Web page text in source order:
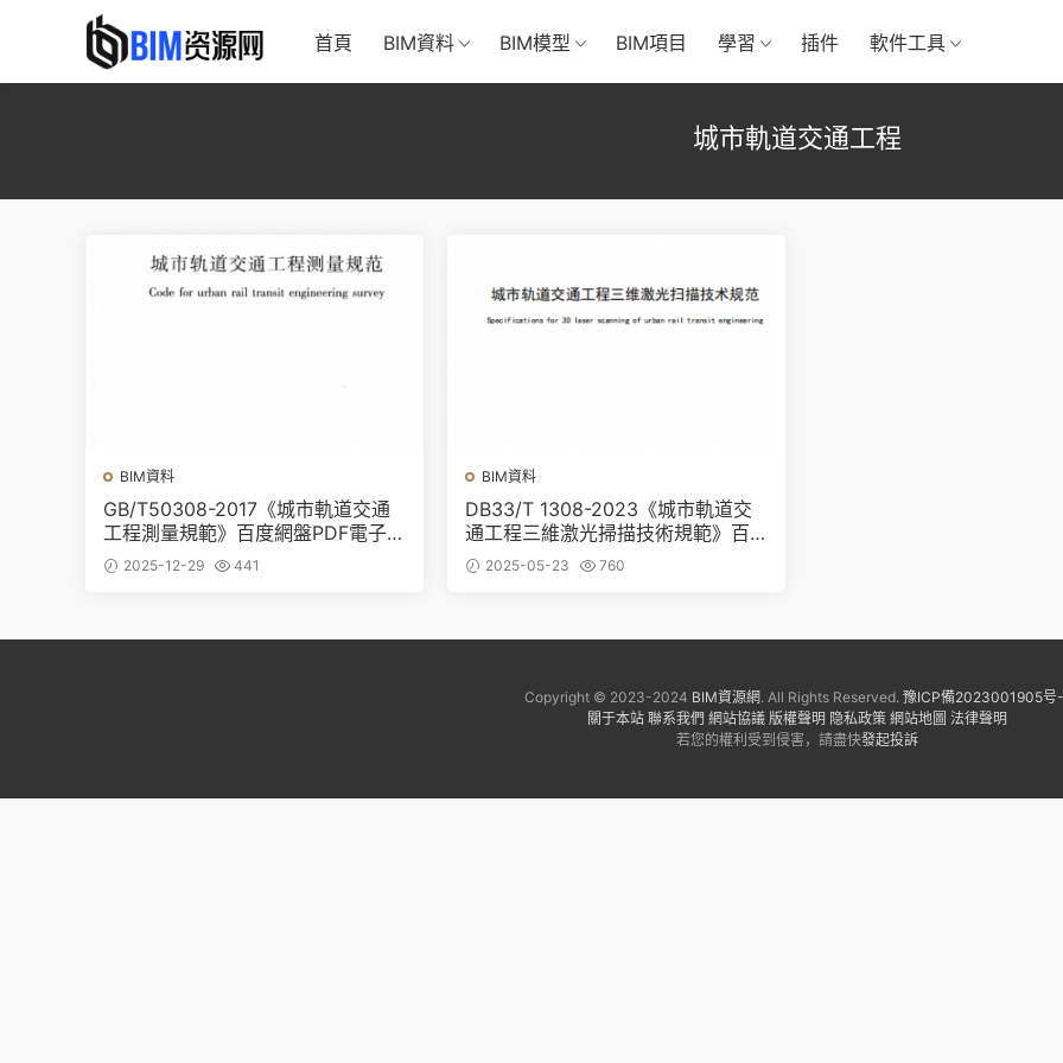
首頁 BIM資料 BIM模型 BIM項目 學習 插件 軟件工具
城市軌道交通工程
BIM資料
GB/T50308-2017《城市軌道交通
工程測量規範》百度網盤PDF電子版
下載2025-12-29 441
BIM資料
DB33/T 1308-2023《城市軌道交
通工程三維激光掃描技術規範》百
度網盤PDF下載
2025-05-23 760
Copyright © 2023-2024 BIM資源網. All Rights Reserved. 豫ICP備2023001905号
關于本站 聯系我們 網站協議 版權聲明 隐私政策 網站地圖 法律聲明
若您的權利受到侵害，請盡快發起投訴